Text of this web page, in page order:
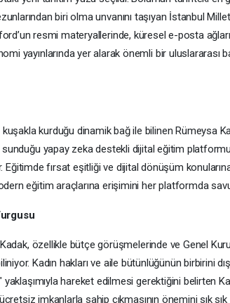
biri olma unvanını taşıyan İstanbul
resmi materyallerinde, küresel e-posta
yayınlarında yer alarak önemli bir uluslararası
kurduğu dinamik bağ ile bilinen Rümeysa
sunduğu yapay zeka destekli dijital eğitim
Eğitimde fırsat eşitliği ve dijital dönüşüm
eğitim araçlarına erişimini her platformda
özellikle bütçe görüşmelerinde ve Genel
Kadın hakları ve aile bütünlüğünün birbirini
yaklaşımıyla hareket edilmesi gerektiğini belirten
imkanlarla sahip çıkmasının önemini sık